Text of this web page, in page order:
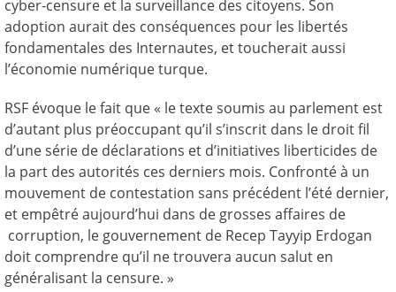
cyber-censure et la surveillance des citoyens. Son
adoption aurait des conséquences pour les libertés
fondamentales des Internautes, et toucherait aussi
l’économie numérique turque.
RSF évoque le fait que « le texte soumis au parlement est
d’autant plus préoccupant qu’il s’inscrit dans le droit fil
d’une série de déclarations et d’initiatives liberticides de
la part des autorités ces derniers mois. Confronté à un
mouvement de contestation sans précédent l’été dernier,
et empêtré aujourd’hui dans de grosses affaires de
corruption, le gouvernement de Recep Tayyip Erdogan
doit comprendre qu’il ne trouvera aucun salut en
généralisant la censure. »